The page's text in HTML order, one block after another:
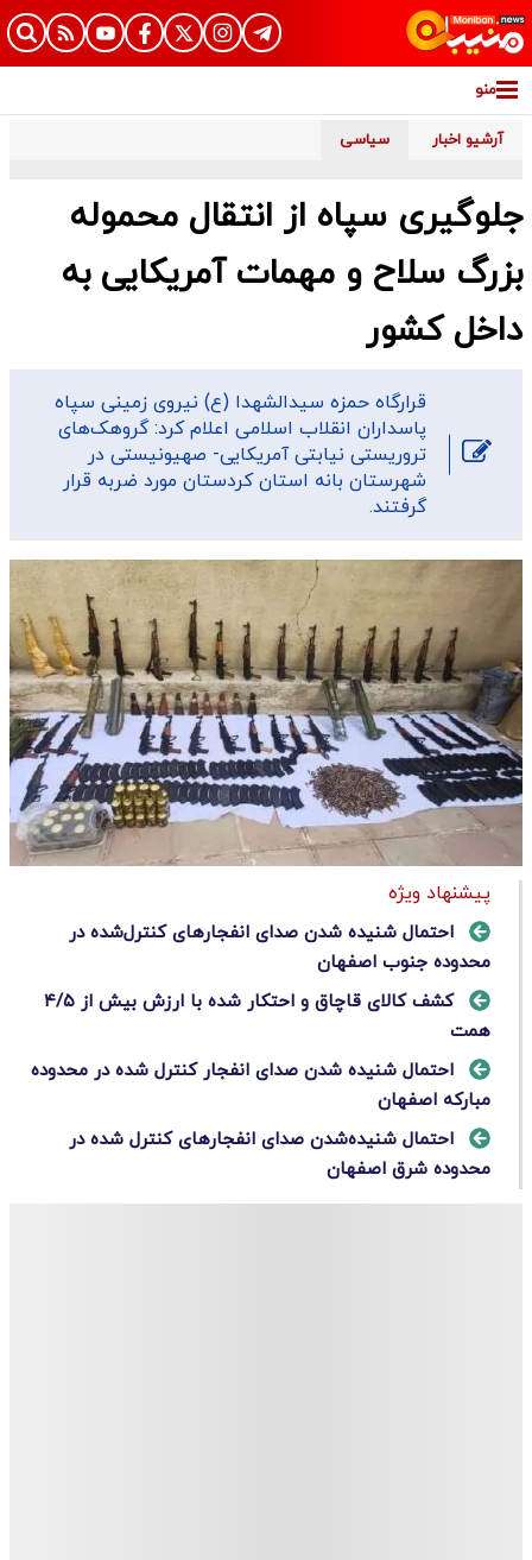
منو
آرشیو اخبار سیاسی
جلوگیری سپاه از انتقال محموله
بزرگ سلاح و مهمات آمریکایی به
داخل کشور
قرارگاه حمزه سیدالشهدا (ع) نیروی زمینی سپاه
پاسداران انقلاب اسلامی اعلام کرد: گروهک‌های
تروریستی نیابتی آمریکایی- صهیونیستی در
شهرستان بانه استان کردستان مورد ضربه قرار
گرفتند.
پیشنهاد ویژه
احتمال شنیده شدن صدای انفجارهای کنترل‌شده در
محدوده جنوب اصفهان
کشف کالای قاچاق و احتکار شده با ارزش بیش از ۴/۵
همت
احتمال شنیده شدن صدای انفجار کنترل شده در محدوده
مبارکه اصفهان
احتمال شنیده‌شدن صدای انفجارهای کنترل شده در
محدوده شرق اصفهان